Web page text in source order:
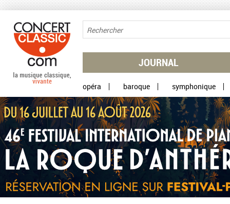
JOURNAL
opéra baroque symphonique